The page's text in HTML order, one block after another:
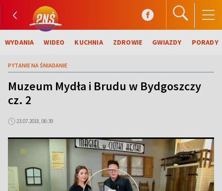
WYDANIA WIDEO KUCHNIA ZDROWIE GWIAZDY PORADY
PYTANIE NA ŚNIADANIE
Muzeum Mydła i Brudu w Bydgoszczy
cz. 2
23.07.2018, 06:39